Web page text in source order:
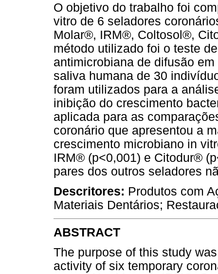
O objetivo do trabalho foi
vitro de 6 seladores
Molar®, IRM®, Coltosol®,
método utilizado foi o teste
antimicrobiana de difusão
saliva humana de 30
foram utilizados para a
inibição do crescimento
aplicada para as
coronário que apresentou a
crescimento microbiano in
IRM® (p<0,001) e Citodur®
pares dos outros seladores
Descritores: Produtos com
Materiais Dentários;
ABSTRACT
The purpose of this study
activity of six temporary